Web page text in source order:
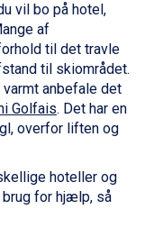
vil bo på hotel,
af
til det travle
til skiområdet.
anbefale det
Golfais. Det har en
overfor liften og
hoteller og
brug for hjælp, så